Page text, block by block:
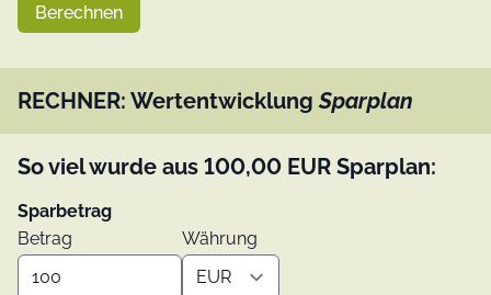
Berechnen
RECHNER: WertentwicklungSparplan
So viel wurde aus 100,00 EUR Sparplan:
Sparbetrag
Betrag
Währung